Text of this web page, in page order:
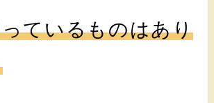
ているものはあり